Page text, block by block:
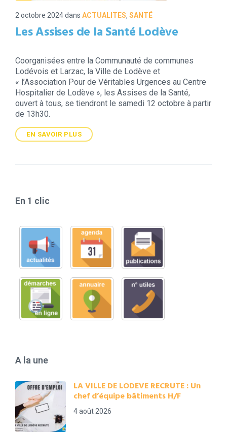
2 octobre 2024dans ACTUALITES, SANTÉ
Les Assises de la Santé Lodève
Coorganisées entre la Communauté de communes
Lodévois et Larzac, la Ville de Lodève et
« l’Association Pour de Véritables Urgences au Centre
Hospitalier de Lodève », les Assises de la Santé,
ouvert à tous, se tiendront le samedi 12 octobre à partir
de 13h30.
EN SAVOIR PLUS
En 1 clic
A la une
LA VILLE DE LODEVE RECRUTE : Un
chef d’équipe bâtiments H/F
4 août 2026